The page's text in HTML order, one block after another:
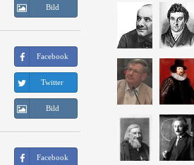
Bild
Facebook
Twitter
Bild
Facebook